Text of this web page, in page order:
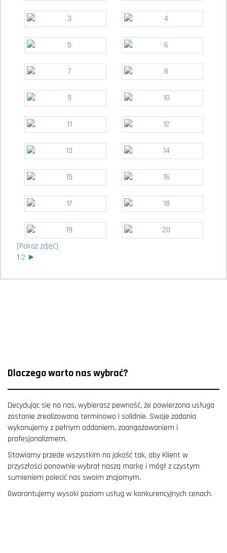
[Pokaz zdjęć]
1 2 ►
Dlaczego warto nas wybrać?
Decydując się na nas, wybierasz pewność, że powierzona usługa
zostanie zrealizowana terminowo i solidnie. Swoje zadania
wykonujemy z pełnym oddaniem, zaangażowaniem i
profesjonalizmem.
Stawiamy przede wszystkim na jakość tak, aby Klient w
przyszłości ponownie wybrał naszą markę i mógł z czystym
sumieniem polecić nas swoim znajomym.
Gwarantujemy wysoki poziom usług w konkurencyjnych cenach.